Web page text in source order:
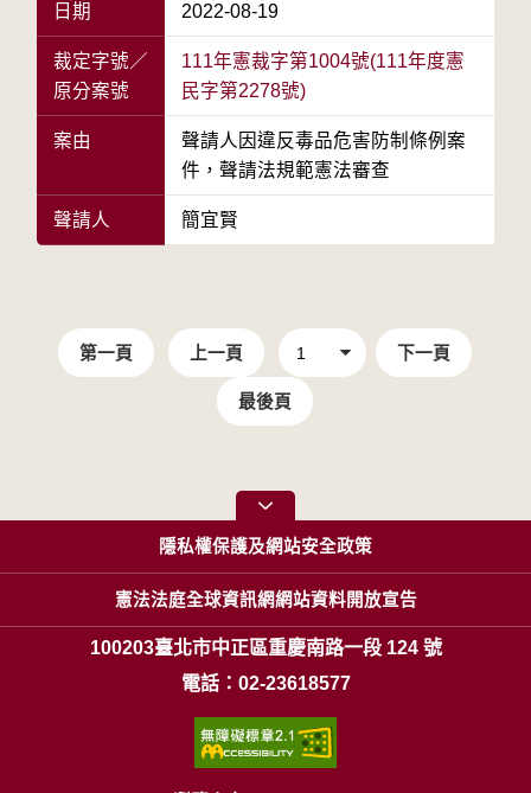
日期 2022-08-19
裁定字號／
原分案號
111年憲裁字第1004號(111年度憲
民字第2278號)
案由
聲請人因違反毒品危害防制條例案
件，聲請法規範憲法審查
聲請人 簡宜賢
第一頁 上一頁 下一頁
最後頁
隱私權保護及網站安全政策
憲法法庭全球資訊網網站資料開放宣告
100203臺北市中正區重慶南路一段 124 號
電話：02-23618577